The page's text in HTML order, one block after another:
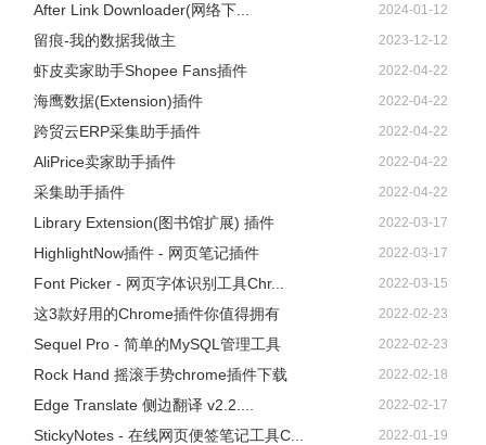
8、点击设置按钮可以对插件进行设置。
After Link Downloader(网络下... 2024-01-12
留痕-我的数据我做主 2023-12-12
虾皮卖家助手Shopee Fans插件 2022-04-22
海鹰数据(Extension)插件 2022-04-22
跨贸云ERP采集助手插件 2022-04-22
AliPrice卖家助手插件 2022-04-22
采集助手插件 2022-04-22
Library Extension(图书馆扩展) 插件 2022-03-17
HighlightNow插件 - 网页笔记插件 2022-03-17
Font Picker - 网页字体识别工具Chr... 2022-03-15
这3款好用的Chrome插件你值得拥有 2022-02-23
Sequel Pro - 简单的MySQL管理工具 2022-02-23
Rock Hand 摇滚手势chrome插件下载 2022-02-18
Edge Translate 侧边翻译 v2.2.... 2022-02-17
StickyNotes - 在线网页便签笔记工具C... 2022-01-19